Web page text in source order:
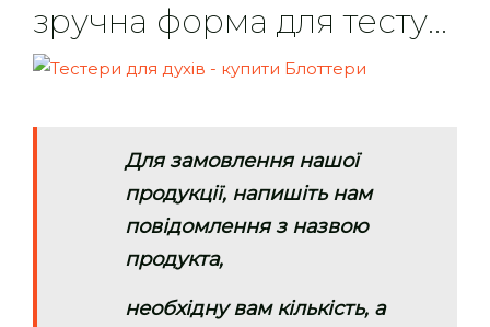
зручна форма для тесту...
Для замовлення нашої
продукції, напишіть нам
повідомлення з назвою
продукта,
необхідну вам кількість, а